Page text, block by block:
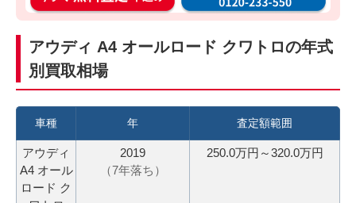
タ
入
力
秒
今
す
料
料
で
アウディ A4 オールロード クワトロの年式
別買取相場
車種 年 査定額範囲
アウディ
A4 オール
ロード ク
2019
（7年落ち）
250.0万円～320.0万円